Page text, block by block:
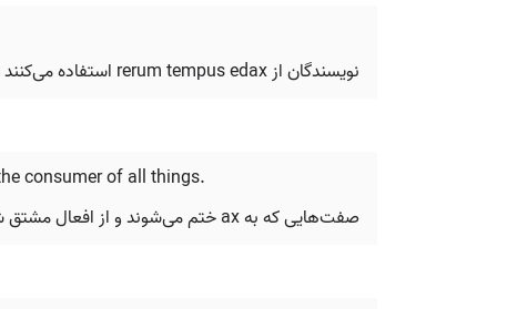
نویسندگان از rerum tempus edax استفاده می‌کنند تا مرثیه‌هایی را درباره شهرهای رو به زوال بیان کنند.
consumer of all things.
صفت‌هایی که به ax ختم می‌شوند و از افعال مشتق شده‌اند، نیز به حالت مفعولی نیاز دارند، مانند Tempus edax rerum: زمان مصرف‌کننده‌ی همه چیز است.